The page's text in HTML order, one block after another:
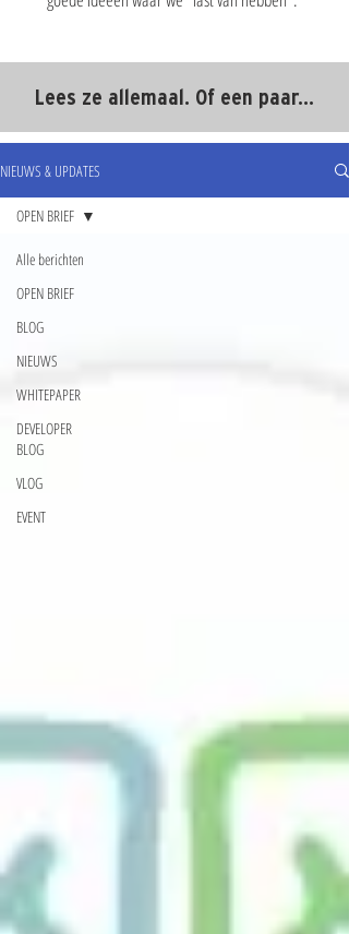
Lees ze allemaal. Of een paar...
NIEUWS & UPDATES
Alle berichten
OPEN BRIEF
BLOG
NIEUWS
WHITEPAPER
DEVELOPER
BLOG
VLOG
EVENT
OPEN BRIEF